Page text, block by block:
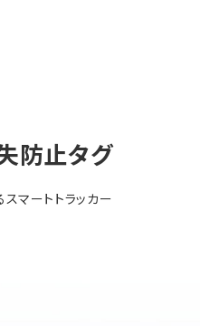
防止タグ
マートトラッカー